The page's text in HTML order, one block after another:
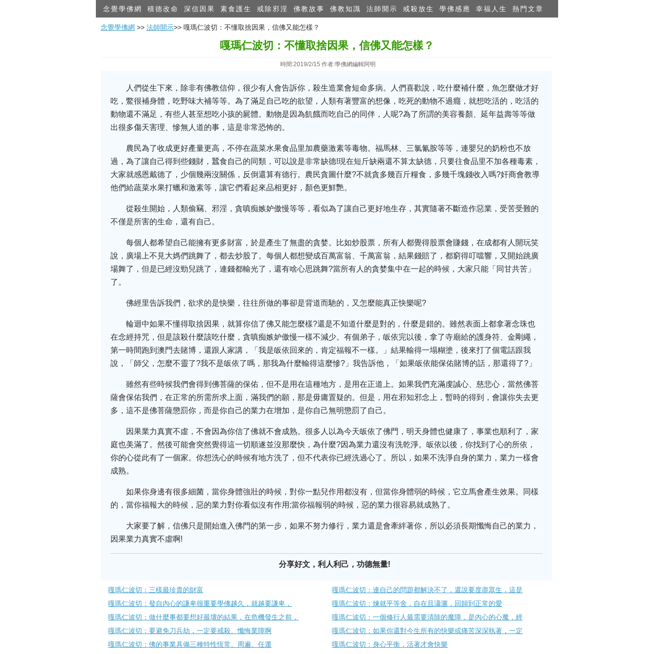
念覺學佛網 積德改命 深信因果 素食護生 戒除邪淫 佛教故事 佛教知識 法師開示 戒殺放生 學佛感應 幸福人生 熱門文章
念覺學佛網 >> 法師開示>> 嘎瑪仁波切：不懂取捨因果，信佛又能怎樣？
嘎瑪仁波切：不懂取捨因果，信佛又能怎樣？
時間:2019/2/15 作者:學佛網編輯阿明
人們從生下來，除非有佛教信仰，很少有人會告訴你，殺生造業會短命多病。人們喜歡說，吃什麼補什麼，魚怎麼做才好
吃，鱉很補身體，吃野味大補等等。為了滿足自己吃的欲望，人類有著豐富的想像，吃死的動物不過癮，就想吃活的，吃活的
動物還不滿足，有些人甚至想吃小孩的屍體。動物是因為飢餓而吃自己的同伴，人呢?為了所謂的美容養顏、延年益壽等等做
出很多傷天害理、慘無人道的事，這是非常恐怖的。
農民為了收成更好產量更高，不停在蔬菜水果食品里加農藥激素等毒物。福馬林、三氯氰胺等等，連嬰兒的奶粉也不放
過，為了讓自己得到些錢財，蠶食自己的同類，可以說是非常缺德!現在短斤缺兩還不算太缺德，只要往食品里不加各種毒素，
大家就感恩戴德了，少個幾兩沒關係，反倒還算有德行。農民貪圖什麼?不就貪多幾百斤糧食，多幾千塊錢收入嗎?奸商會教導
他們給蔬菜水果打蠟和激素等，讓它們看起來品相更好，顏色更鮮艷。
從殺生開始，人類偷竊、邪淫，貪嗔痴嫉妒傲慢等等，看似為了讓自己更好地生存，其實隨著不斷造作惡業，受苦受難的
不僅是所害的生命，還有自己。
每個人都希望自己能擁有更多財富，於是產生了無盡的貪婪。比如炒股票，所有人都覺得股票會賺錢，在成都有人開玩笑
說，廣場上不見大媽們跳舞了，都去炒股了。每個人都想變成百萬富翁、千萬富翁，結果錢賠了，都窮得叮噹響，又開始跳廣
場舞了，但是已經沒勁兒跳了，連錢都輸光了，還有啥心思跳舞?當所有人的貪婪集中在一起的時候，大家只能「同甘共苦」
了。
佛經里告訴我們，欲求的是快樂，往往所做的事卻是背道而馳的，又怎麼能真正快樂呢?
輪迴中如果不懂得取捨因果，就算你信了佛又能怎麼樣?還是不知道什麼是對的，什麼是錯的。雖然表面上都拿著念珠也
在念經持咒，但是該殺什麼該吃什麼，貪嗔痴嫉妒傲慢一樣不減少。有個弟子，皈依完以後，拿了寺廟給的護身符、金剛繩，
第一時間跑到澳門去賭博，還跟人家講，「我是皈依回來的，肯定福報不一樣。」結果輸得一塌糊塗，後來打了個電話跟我
說，「師父，怎麼不靈了?我不是皈依了嗎，那我為什麼輸得這麼慘?」我告訴他，「如果皈依能保佑賭博的話，那還得了?」
雖然有些時候我們會得到佛菩薩的保佑，但不是用在這種地方，是用在正道上。如果我們充滿虔誠心、慈悲心，當然佛菩
薩會保佑我們，在正常的所需所求上面，滿我們的願，那是毋庸置疑的。但是，用在邪知邪念上，暫時的得到，會讓你失去更
多，這不是佛菩薩懲罰你，而是你自己的業力在增加，是你自己無明懲罰了自己。
因果業力真實不虛，不會因為你信了佛就不會成熟。很多人以為今天皈依了佛門，明天身體也健康了，事業也順利了，家
庭也美滿了。然後可能會突然覺得這一切順遂並沒那麼快，為什麼?因為業力還沒有洗乾淨。皈依以後，你找到了心的所依，
你的心從此有了一個家。你想洗心的時候有地方洗了，但不代表你已經洗過心了。所以，如果不洗淨自身的業力，業力一樣會
成熟。
如果你身邊有很多細菌，當你身體強壯的時候，對你一點兒作用都沒有，但當你身體弱的時候，它立馬會產生效果。同樣
的，當你福報大的時候，惡的業力對你看似沒有作用;當你福報弱的時候，惡的業力很容易就成熟了。
大家要了解，信佛只是開始進入佛門的第一步，如果不努力修行，業力還是會牽絆著你，所以必須長期懺悔自己的業力，
因果業力真實不虛啊!
分享好文，利人利己，功德無量!
嘎瑪仁波切：三樣最珍貴的財富
嘎瑪仁波切：連自己的問題都解決不了，還說要度盡眾生，這是
嘎瑪仁波切：發自內心的謙卑很重要學佛越久，就越要謙卑，
嘎瑪仁波切：煉就平等舍，自在且瀟灑，回歸到正常的愛
嘎瑪仁波切：做什麼事都要想好最壞的結果，在危機發生之前，
嘎瑪仁波切：一個修行人最需要清除的魔障，是內心的心魔，經
嘎瑪仁波切：要避免刀兵劫，一定要戒殺、懺悔業障啊
嘎瑪仁波切：如果你還對今生所有的快樂或痛苦深深執著，一定
嘎瑪仁波切：佛的事業具備三種特性恆常、周遍、任運
嘎瑪仁波切：身心平衡，活著才會快樂